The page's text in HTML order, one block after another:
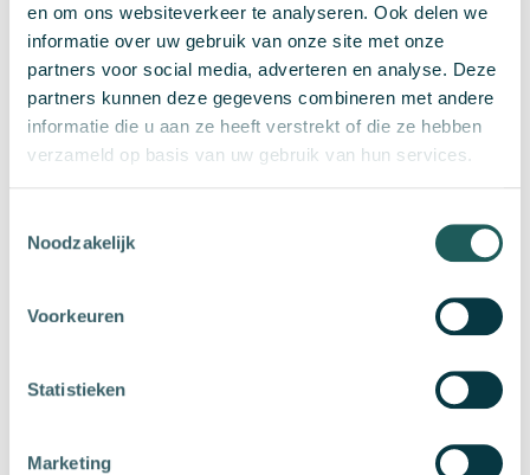
en om ons websiteverkeer te analyseren. Ook delen we
informatie over uw gebruik van onze site met onze
partners voor social media, adverteren en analyse. Deze
partners kunnen deze gegevens combineren met andere
informatie die u aan ze heeft verstrekt of die ze hebben
verzameld op basis van uw gebruik van hun services.
Noodzakelijk
Voorkeuren
Statistieken
Marketing
Achternaam
Bedrijfsnaam
Telefoonnummer